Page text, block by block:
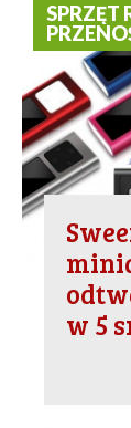
SPRZĘT
w 5